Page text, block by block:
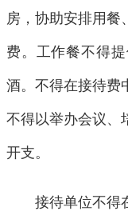
房，协助安排用餐
费。工作餐不得
酒。不得在接待费
不得以举办会议、
开支。
接待单位不得在